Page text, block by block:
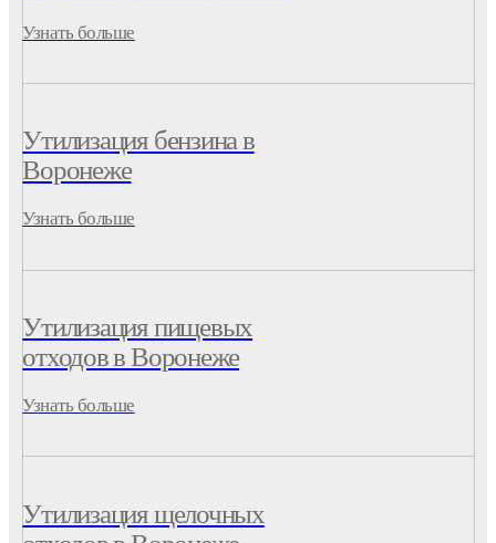
Узнать больше
Утилизация бензина в
Воронеже
Узнать больше
Утилизация пищевых
отходов в Воронеже
Узнать больше
Утилизация щелочных